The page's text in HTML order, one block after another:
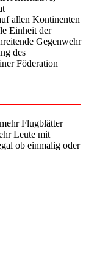
allen Kontinenten
Einheit der
Gegenwehr
des
Föderation
Flugblätter
Leute mit
ob einmalig oder